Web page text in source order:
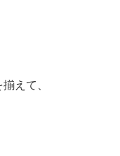
えて、